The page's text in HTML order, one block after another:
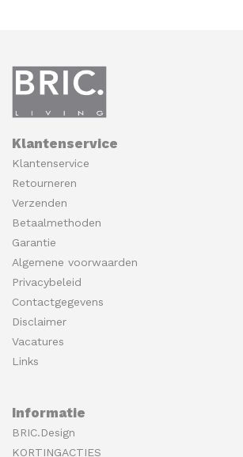
Klantenservice
Klantenservice
Retourneren
Verzenden
Betaalmethoden
Garantie
Algemene voorwaarden
Privacybeleid
Contactgegevens
Disclaimer
Vacatures
Links
Informatie
BRIC.Design
KORTINGACTIES